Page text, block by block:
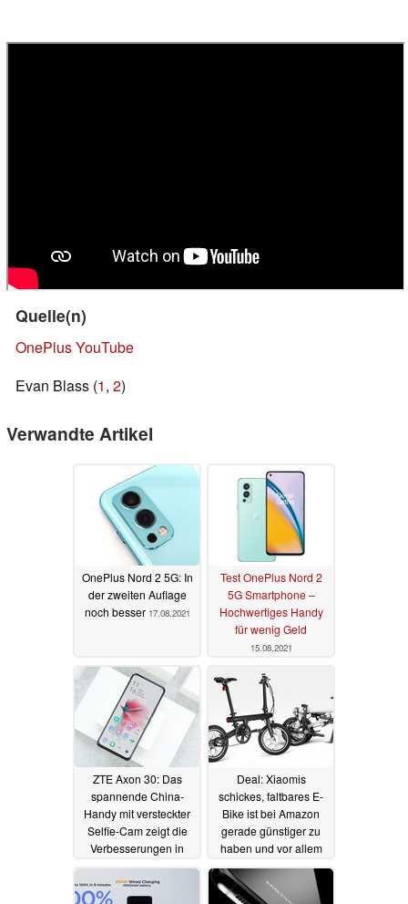
Quelle(n)
OnePlus YouTube
Evan Blass (1, 2)
Verwandte Artikel
OnePlus Nord 2 5G: In
der zweiten Auflage
noch besser 17.08.2021
Test OnePlus Nord 2
5G Smartphone –
Hochwertiges Handy
für wenig Geld
15.08.2021
ZTE Axon 30: Das
spannende China-
Handy mit versteckter
Selfie-Cam zeigt die
Verbesserungen in
Hands-On-Videos
22.07.2021
Deal: Xiaomis
schickes, faltbares E-
Bike ist bei Amazon
gerade günstiger zu
haben und vor allem
lagernd22.07.2021